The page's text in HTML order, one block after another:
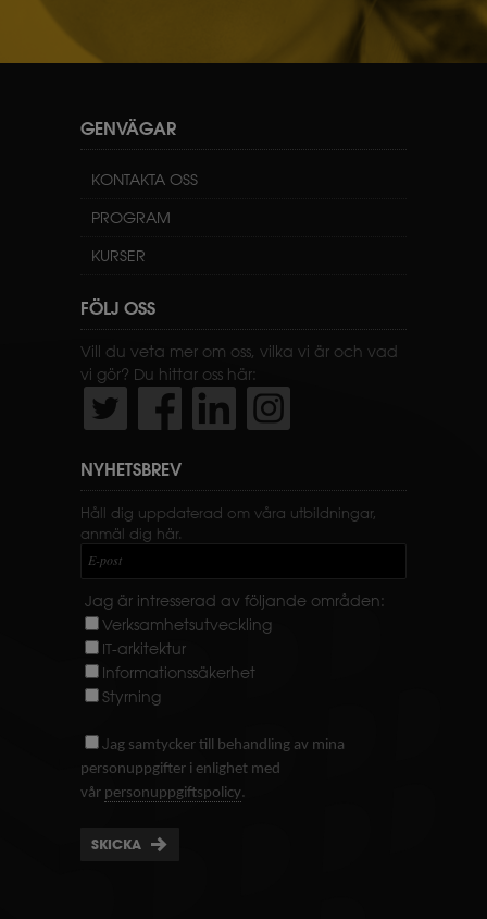
GENVÄGAR
KONTAKTA OSS
PROGRAM
KURSER
FÖLJ OSS
Vill du veta mer om oss, vilka vi är och vad
vi gör? Du hittar oss här:
NYHETSBREV
Håll dig uppdaterad om våra utbildningar,
anmäl dig här.
E-post
Jag är intresserad av följande områden:
Verksamhetsutveckling
IT-arkitektur
Informationssäkerhet
Styrning
Jag samtycker till behandling av mina
personuppgifter i enlighet med
vår personuppgiftspolicy.
SKICKA